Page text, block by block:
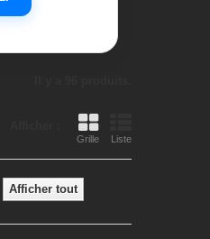
Grille Liste
Afficher tout